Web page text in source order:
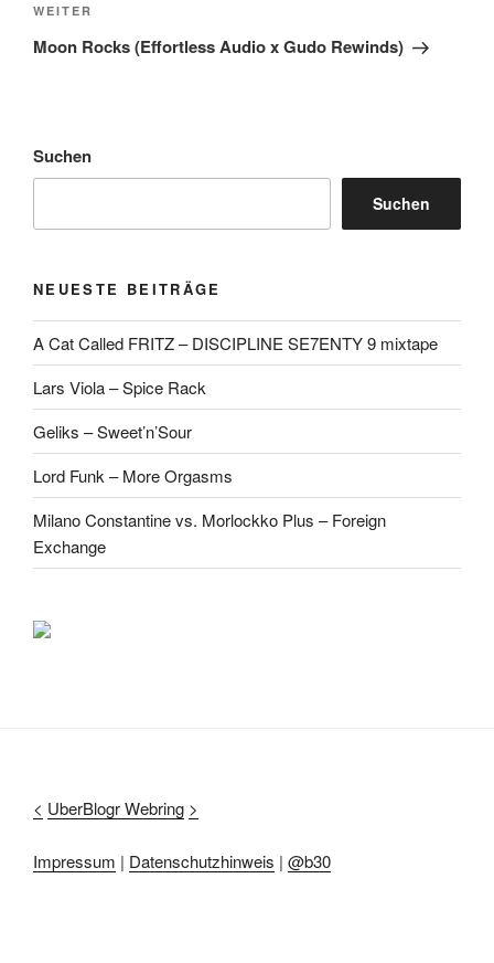
Nächster
Beitrag
WEITER
Moon Rocks (Effortless Audio x Gudo Rewinds)
Suchen
Suchen
NEUESTE BEITRÄGE
A Cat Called FRITZ – DISCIPLINE SE7ENTY 9 mixtape
Lars Viola – Spice Rack
Geliks – Sweet’n’Sour
Lord Funk – More Orgasms
Milano Constantine vs. Morlockko Plus – Foreign
Exchange
< UberBlogr Webring >
Impressum | Datenschutzhinweis | @b30